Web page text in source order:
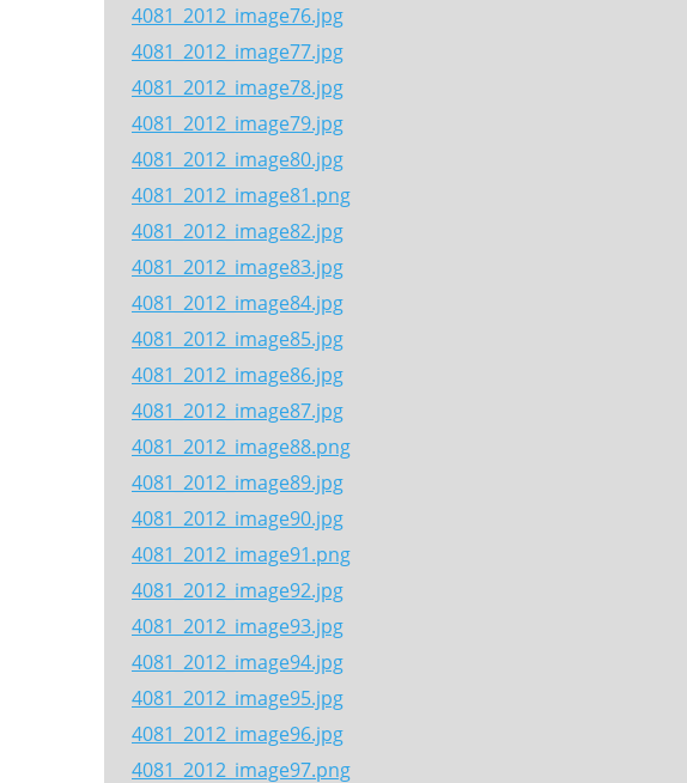
4081_2012_image76.jpg
4081_2012_image77.jpg
4081_2012_image78.jpg
4081_2012_image79.jpg
4081_2012_image80.jpg
4081_2012_image81.png
4081_2012_image82.jpg
4081_2012_image83.jpg
4081_2012_image84.jpg
4081_2012_image85.jpg
4081_2012_image86.jpg
4081_2012_image87.jpg
4081_2012_image88.png
4081_2012_image89.jpg
4081_2012_image90.jpg
4081_2012_image91.png
4081_2012_image92.jpg
4081_2012_image93.jpg
4081_2012_image94.jpg
4081_2012_image95.jpg
4081_2012_image96.jpg
4081_2012_image97.png